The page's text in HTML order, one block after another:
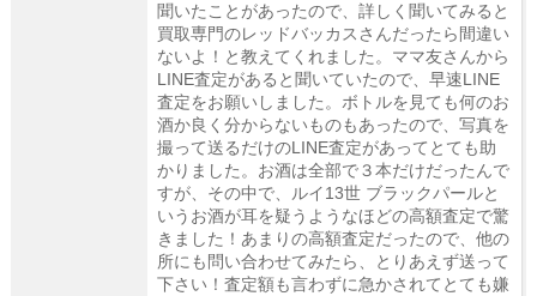
聞いたことがあったので、詳しく聞いてみると
買取専門のレッドバッカスさんだったら間違い
ないよ！と教えてくれました。ママ友さんから
LINE査定があると聞いていたので、早速LINE
査定をお願いしました。ボトルを見ても何のお
酒か良く分からないものもあったので、写真を
撮って送るだけのLINE査定があってとても助
かりました。お酒は全部で３本だけだったんで
すが、その中で、ルイ13世 ブラックパールと
いうお酒が耳を疑うようなほどの高額査定で驚
きました！あまりの高額査定だったので、他の
所にも問い合わせてみたら、とりあえず送って
下さい！査定額も言わずに急かされてとても嫌